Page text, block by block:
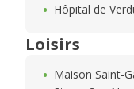
Hôpital de
Loisirs
Maison Saint-